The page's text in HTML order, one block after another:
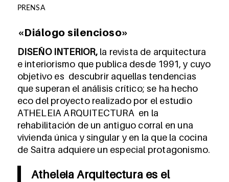
PRENSA
«Diálogo silencioso»
DISEÑO INTERIOR,la revista de arquitectura
e interiorismo que publica desde 1991, y cuyo
objetivo es descubrir aquellas tendencias
que superan el análisis crítico; se ha hecho
eco del proyecto realizado por el estudio
ATHELEIA ARQUITECTURA en la
rehabilitación de un antiguo corral en una
vivienda única y singular y en la que la cocina
de Saitra adquiere un especial protagonismo.
Atheleia Arquitectura es el